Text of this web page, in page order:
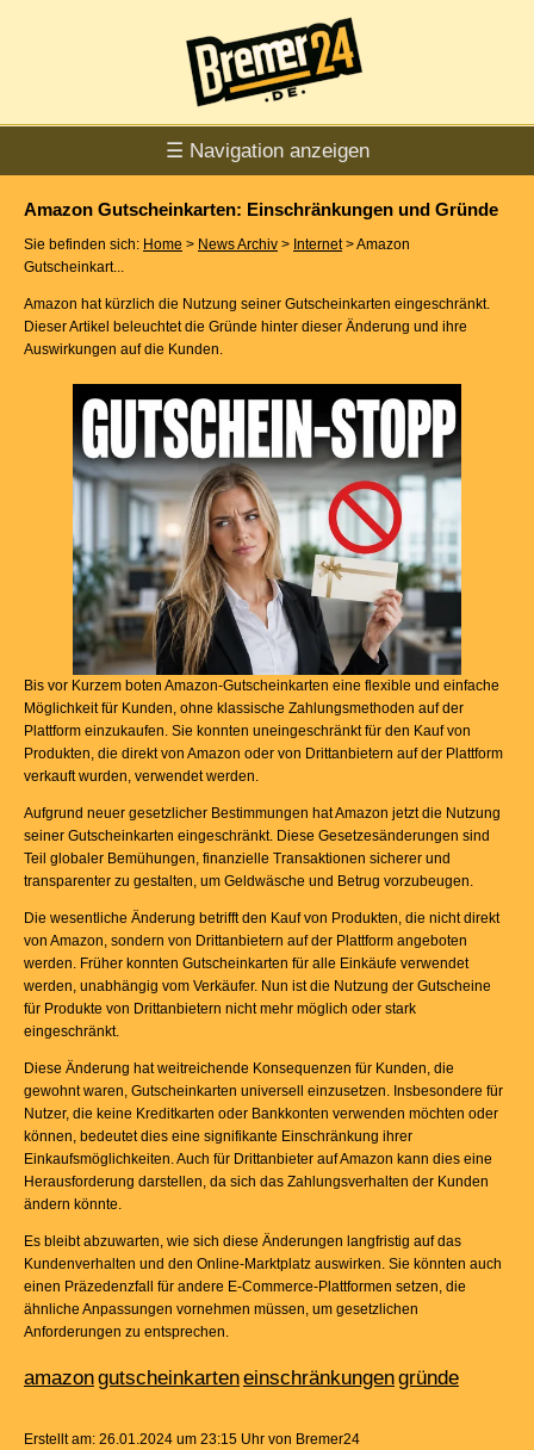
☰ Navigation anzeigen
Amazon Gutscheinkarten: Einschränkungen und Gründe
Sie befinden sich: Home > News Archiv > Internet> Amazon
Gutscheinkart...
Amazon hat kürzlich die Nutzung seiner Gutscheinkarten eingeschränkt.
Dieser Artikel beleuchtet die Gründe hinter dieser Änderung und ihre
Auswirkungen auf die Kunden.
Bis vor Kurzem boten Amazon-Gutscheinkarten eine flexible und einfache
Möglichkeit für Kunden, ohne klassische Zahlungsmethoden auf der
Plattform einzukaufen. Sie konnten uneingeschränkt für den Kauf von
Produkten, die direkt von Amazon oder von Drittanbietern auf der Plattform
verkauft wurden, verwendet werden.
Aufgrund neuer gesetzlicher Bestimmungen hat Amazon jetzt die Nutzung
seiner Gutscheinkarten eingeschränkt. Diese Gesetzesänderungen sind
Teil globaler Bemühungen, finanzielle Transaktionen sicherer und
transparenter zu gestalten, um Geldwäsche und Betrug vorzubeugen.
Die wesentliche Änderung betrifft den Kauf von Produkten, die nicht direkt
von Amazon, sondern von Drittanbietern auf der Plattform angeboten
werden. Früher konnten Gutscheinkarten für alle Einkäufe verwendet
werden, unabhängig vom Verkäufer. Nun ist die Nutzung der Gutscheine
für Produkte von Drittanbietern nicht mehr möglich oder stark
eingeschränkt.
Diese Änderung hat weitreichende Konsequenzen für Kunden, die
gewohnt waren, Gutscheinkarten universell einzusetzen. Insbesondere für
Nutzer, die keine Kreditkarten oder Bankkonten verwenden möchten oder
können, bedeutet dies eine signifikante Einschränkung ihrer
Einkaufsmöglichkeiten. Auch für Drittanbieter auf Amazon kann dies eine
Herausforderung darstellen, da sich das Zahlungsverhalten der Kunden
ändern könnte.
Es bleibt abzuwarten, wie sich diese Änderungen langfristig auf das
Kundenverhalten und den Online-Marktplatz auswirken. Sie könnten auch
einen Präzedenzfall für andere E-Commerce-Plattformen setzen, die
ähnliche Anpassungen vornehmen müssen, um gesetzlichen
Anforderungen zu entsprechen.
amazongutscheinkarteneinschränkungengründe
Erstellt am: 26.01.2024 um 23:15 Uhr von Bremer24